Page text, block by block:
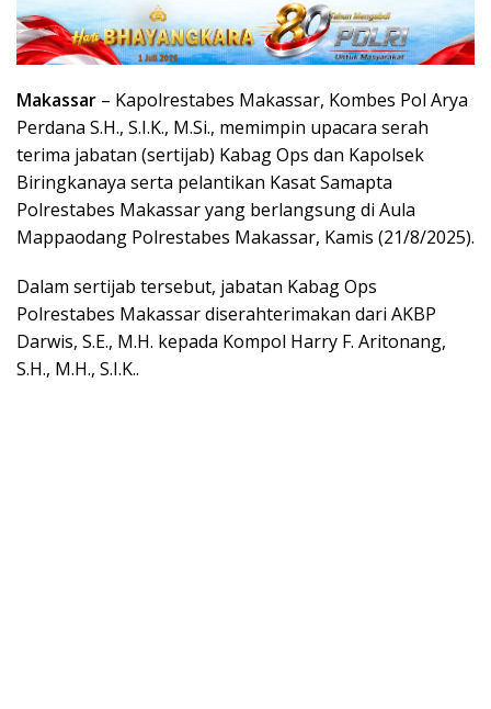
Makassar – Kapolrestabes Makassar, Kombes Pol Arya
Perdana S.H., S.I.K., M.Si., memimpin upacara serah
terima jabatan (sertijab) Kabag Ops dan Kapolsek
Biringkanaya serta pelantikan Kasat Samapta
Polrestabes Makassar yang berlangsung di Aula
Mappaodang Polrestabes Makassar, Kamis (21/8/2025).
Dalam sertijab tersebut, jabatan Kabag Ops
Polrestabes Makassar diserahterimakan dari AKBP
Darwis, S.E., M.H. kepada Kompol Harry F. Aritonang,
S.H., M.H., S.I.K..